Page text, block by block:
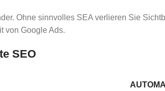
Ohne sinnvolles SEA verlieren Sie
von Google Ads.
SEO